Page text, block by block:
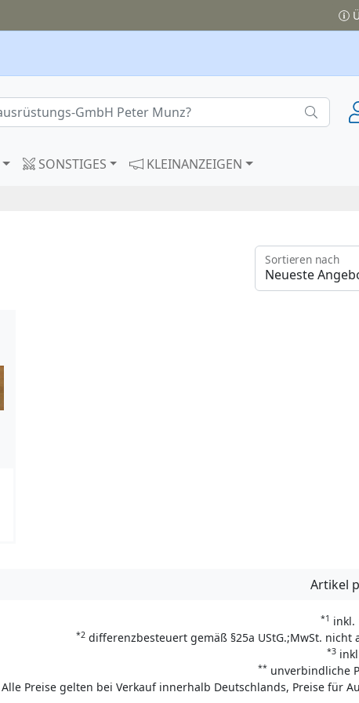
SONSTIGES KLEINANZEIGEN
Sortieren nach
Artikel
*1 inkl.
*2 differenzbesteuert gemäß §25a UStG.;MwSt. nicht
*3
** unverbindliche
Alle Preise gelten bei Verkauf innerhalb Deutschlands, Preise für